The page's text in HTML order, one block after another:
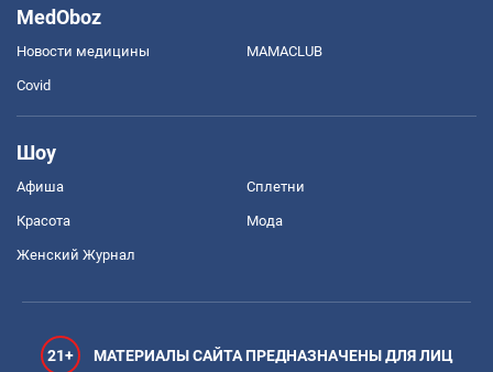
MedOboz
Новости медицины MAMACLUB
Covid
Шоу
Афиша Сплетни
Красота Мода
Женский Журнал
21+
МАТЕРИАЛЫ САЙТА ПРЕДНАЗНАЧЕНЫ ДЛЯ ЛИЦ